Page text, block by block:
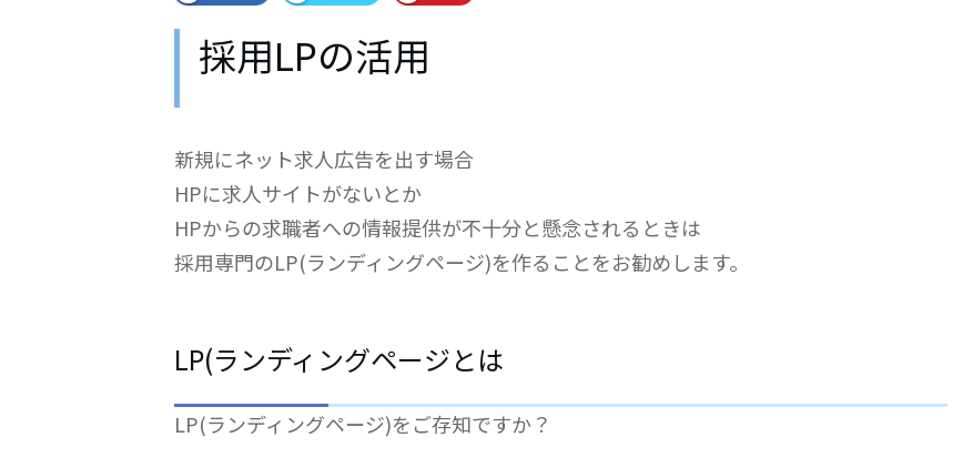
採用LPの活用
新規にネット求人広告を出す場合
HPに求人サイトがないとか
HPからの求職者への情報提供が不十分と懸念されるときは
採用専門のLP(ランディングページ)を作ることをお勧めします。
LP(ランディングページとは
LP(ランディングページ)をご存知ですか？